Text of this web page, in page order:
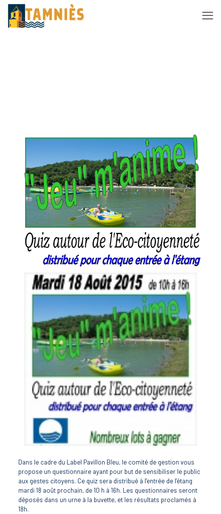
Dans le cadre du Label Pavillon Bleu, le comité de gestion vous
propose un questionnaire ayant pour but de sensibiliser le public
aux gestes citoyens. Ce quiz sera distribué à l’entrée de l’étang
mardi 18 août prochain, de 10 h à 16h. Les questionnaires seront
déposés dans un urne à la buvette, et les résultats proclamés à
18h.